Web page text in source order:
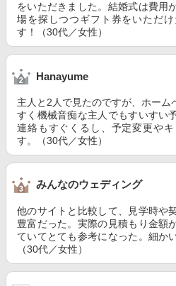
をいただきました。結婚式は費用
場を探しつつギフト券をいただ
す！（30代／女性）
Hanayume
主人と2人で見たのですが、ホー
すく機械音痴な主人でもすいすい
連絡もすぐくるし、予定変更や
す。（30代／女性）
みんなのウェディング
他のサイトと比較して、見学時や
豊富だった。実際の見積もり金額
ていてとても参考になった。細か
（30代／女性）